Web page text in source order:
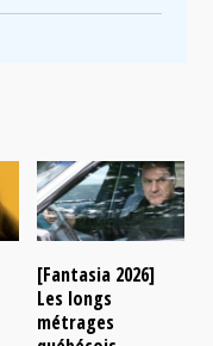
[Fantasia 2026]
Les longs
métrages